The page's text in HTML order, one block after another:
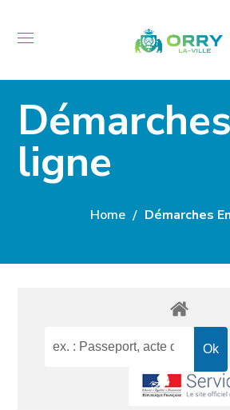
ligne
Home Démarches